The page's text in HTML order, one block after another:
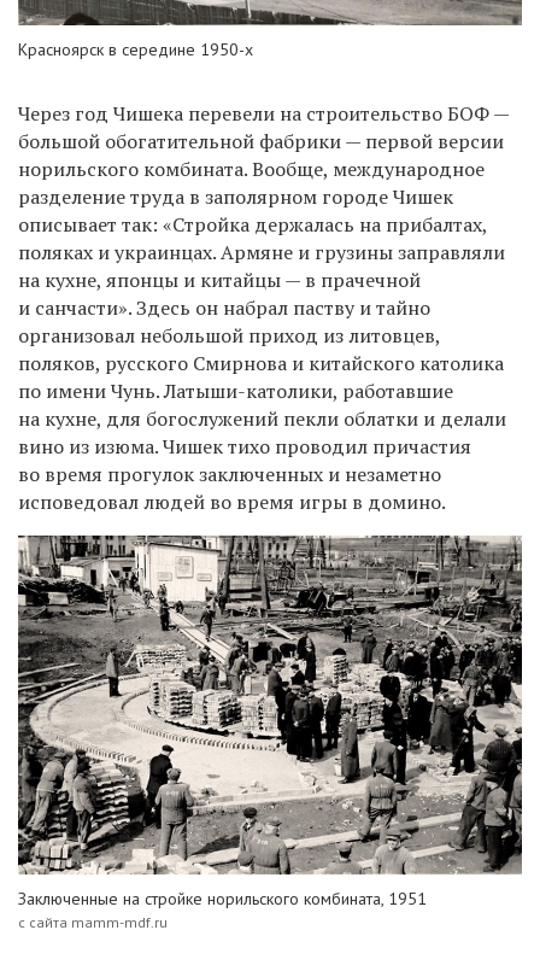
Красноярск в середине 1950-х
Через год Чишека перевели на строительство БОФ —
большой обогатительной фабрики — первой версии
норильского комбината. Вообще, международное
разделение труда в заполярном городе Чишек
описывает так: «Стройка держалась на прибалтах,
поляках и украинцах. Армяне и грузины заправляли
на кухне, японцы и китайцы — в прачечной
и санчасти». Здесь он набрал паству и тайно
организовал небольшой приход из литовцев,
поляков, русского Смирнова и китайского католика
по имени Чунь. Латыши-католики, работавшие
на кухне, для богослужений пекли облатки и делали
вино из изюма. Чишек тихо проводил причастия
во время прогулок заключенных и незаметно
исповедовал людей во время игры в домино.
Заключенные на стройке норильского комбината, 1951
с сайта mamm-mdf.ru